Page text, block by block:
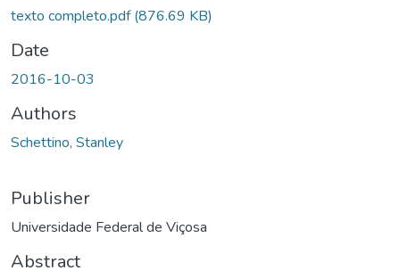
texto completo.pdf(876.69 KB)
Date
2016-10-03
Authors
Schettino, Stanley
Publisher
Universidade Federal de Viçosa
Abstract